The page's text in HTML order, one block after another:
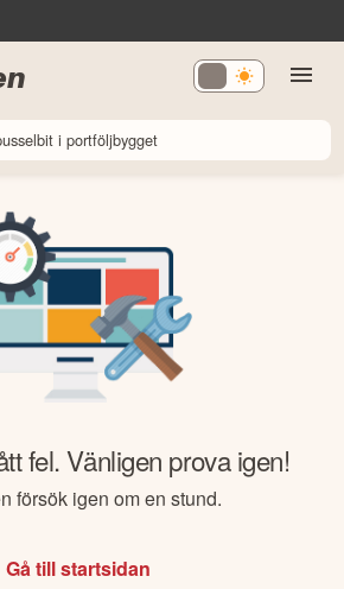
i portföljbygget
fel. Vänligen prova igen!
försök igen om en stund.
Gå till startsidan